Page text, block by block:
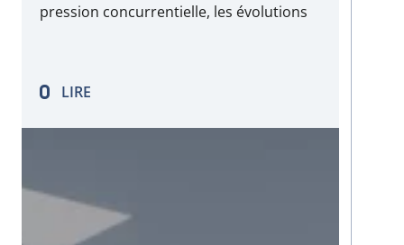
pression concurrentielle, les évolutions
L’automatisation des tests vous aide à
simplifier cette étape…
LIRE